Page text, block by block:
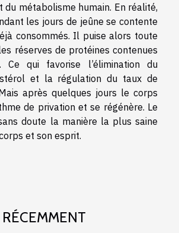
du métabolisme humain. En réalité,
les jours de jeûne se contente
consommés. Il puise alors toute
réserves de protéines contenues
Ce qui favorise l’élimination du
et la régulation du taux de
après quelques jours le corps
de privation et se régénère. Le
doute la manière la plus saine
et son esprit.
RÉCEMMENT